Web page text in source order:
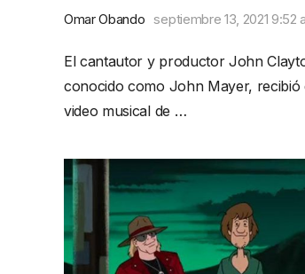
Omar Obando septiembre 13, 2021 9:52
El cantautor y productor John
conocido como John Mayer, recibió
video musical de …